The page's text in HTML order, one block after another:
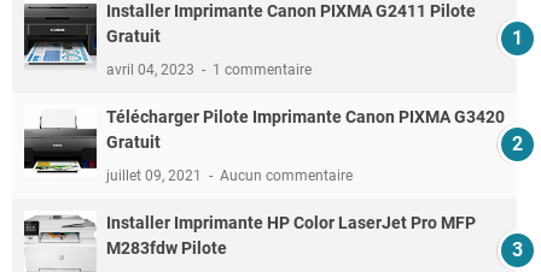
Installer Imprimante Canon PIXMA G2411 Pilote
Gratuit
avril 04, 2023 1 commentaire
Télécharger Pilote Imprimante Canon PIXMA G3420
Gratuit
juillet 09, 2021 Aucun commentaire
Installer Imprimante HP Color LaserJet Pro MFP
M283fdw Pilote